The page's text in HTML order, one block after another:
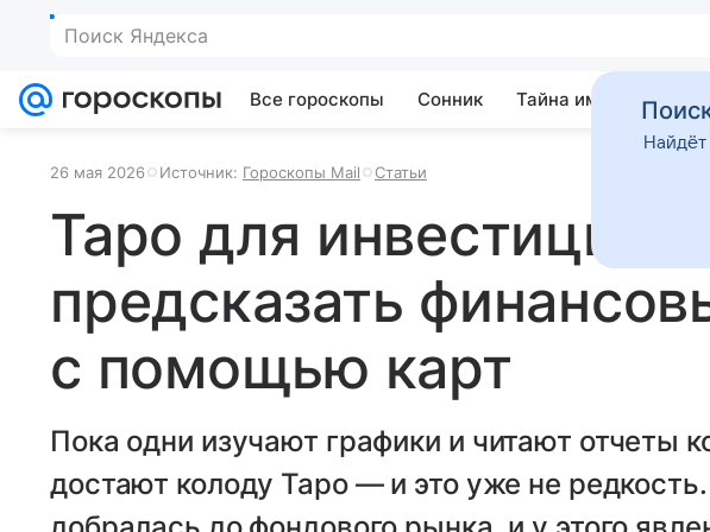
Поиск Яндекса
Все гороскопы Сонник Тайна имени
26 мая 2026 Источник: Гороскопы Mail Статьи
Таро для инвестиций:
предсказать
с помощью карт
Пока одни изучают графики и читают отчеты
достают колоду Таро — и это уже не
Найдёт